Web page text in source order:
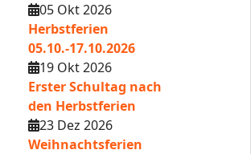
05 Okt 2026
Herbstferien
05.10.-17.10.2026
19 Okt 2026
Erster Schultag nach
den Herbstferien
23 Dez 2026
Weihnachtsferien